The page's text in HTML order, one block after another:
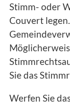
Stimm- oder
Couvert legen.
Sie das
Werfen Sie